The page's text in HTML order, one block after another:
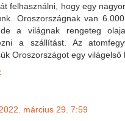
felhasználni, hogy egy
Oroszországnak van
a világnak rengeteg
a szállítást. Az
Oroszországot egy világelső
2022. március 29. 7:59